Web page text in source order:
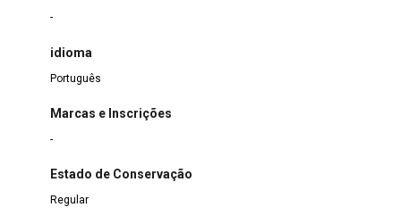
-
idioma
Português
Marcas e Inscrições
-
Estado de Conservação
Regular